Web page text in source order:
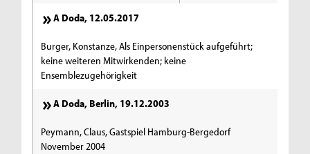
A Doda, 12.05.2017
Burger, Konstanze, Als Einpersonenstück aufgeführt;
keine weiteren Mitwirkenden; keine
Ensemblezugehörigkeit
A Doda, Berlin, 19.12.2003
Peymann, Claus, Gastspiel Hamburg-Bergedorf
November 2004